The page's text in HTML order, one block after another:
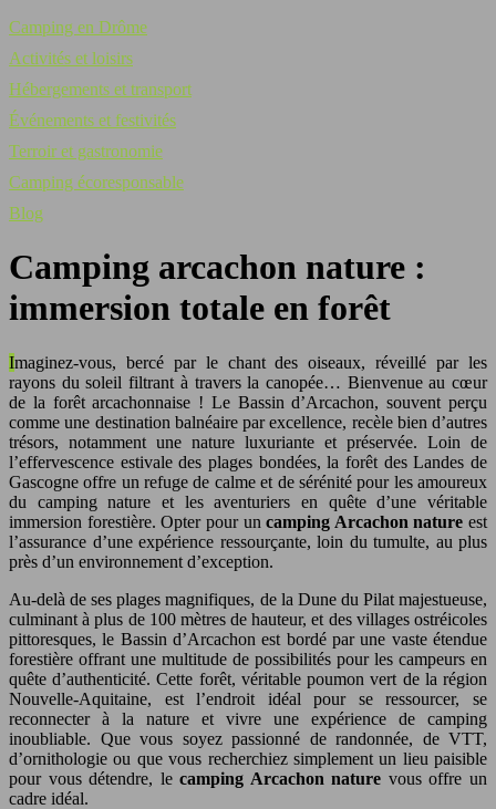
Camping en Drôme
Activités et loisirs
Hébergements et transport
Événements et festivités
Terroir et gastronomie
Camping écoresponsable
Blog
Camping arcachon nature :
immersion totale en forêt
Imaginez-vous, bercé par le chant des oiseaux, réveillé par les
rayons du soleil filtrant à travers la canopée… Bienvenue au cœur
de la forêt arcachonnaise ! Le Bassin d’Arcachon, souvent perçu
comme une destination balnéaire par excellence, recèle bien d’autres
trésors, notamment une nature luxuriante et préservée. Loin de
l’effervescence estivale des plages bondées, la forêt des Landes de
Gascogne offre un refuge de calme et de sérénité pour les amoureux
du camping nature et les aventuriers en quête d’une véritable
immersion forestière. Opter pour uncamping Arcachon nature est
l’assurance d’une expérience ressourçante, loin du tumulte, au plus
près d’un environnement d’exception.
Au-delà de ses plages magnifiques, de la Dune du Pilat majestueuse,
culminant à plus de 100 mètres de hauteur, et des villages ostréicoles
pittoresques, le Bassin d’Arcachon est bordé par une vaste étendue
forestière offrant une multitude de possibilités pour les campeurs en
quête d’authenticité. Cette forêt, véritable poumon vert de la région
Nouvelle-Aquitaine, est l’endroit idéal pour se ressourcer, se
reconnecter à la nature et vivre une expérience de camping
inoubliable. Que vous soyez passionné de randonnée, de VTT,
d’ornithologie ou que vous recherchiez simplement un lieu paisible
pour vous détendre, lecamping Arcachon nature vous offre un
cadre idéal.